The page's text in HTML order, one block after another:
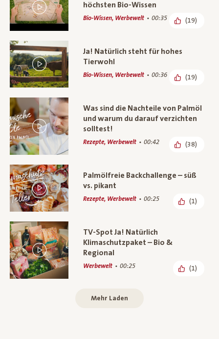
höchsten Bio-Wissen
Bio-Wissen, Werbewelt 00:35 (19)
Ja! Natürlich steht für hohes
Tierwohl
Bio-Wissen, Werbewelt 00:36 (19)
Was sind die Nachteile von Palmöl
und warum du darauf verzichten
solltest!
Rezepte, Werbewelt 00:42 (38)
Palmölfreie Backchallenge – süß
vs. pikant
Rezepte, Werbewelt 00:25 (1)
TV-Spot Ja! Natürlich
Klimaschutzpaket – Bio &
Regional
Werbewelt 00:25 (1)
Mehr Laden